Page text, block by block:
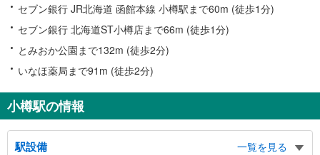
セブン銀行 JR北海道 函館本線 小樽駅まで60m (徒歩1分)
セブン銀行 北海道ST小樽店まで66m (徒歩1分)
とみおか公園まで132m (徒歩2分)
いなほ薬局まで91m (徒歩2分)
小樽駅の情報
駅設備
一覧を見る